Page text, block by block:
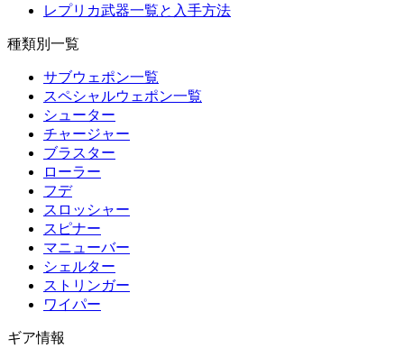
レプリカ武器一覧と入手方法
種類別一覧
サブウェポン一覧
スペシャルウェポン一覧
シューター
チャージャー
ブラスター
ローラー
フデ
スロッシャー
スピナー
マニューバー
シェルター
ストリンガー
ワイパー
ギア情報